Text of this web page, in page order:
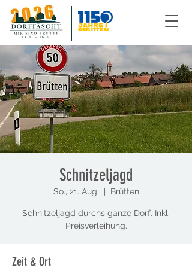
Schnitzeljagd
So., 21. Aug. Brütten
Schnitzeljagd durchs ganze Dorf. Inkl.
Preisverleihung.
Zeit & Ort